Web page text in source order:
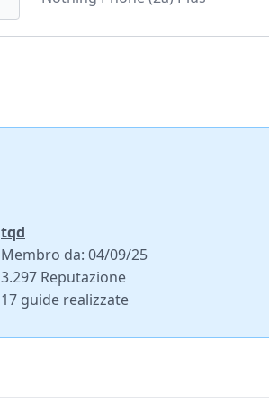
tqd
Membro da: 04/09/25
3.297 Reputazione
17 guide realizzate